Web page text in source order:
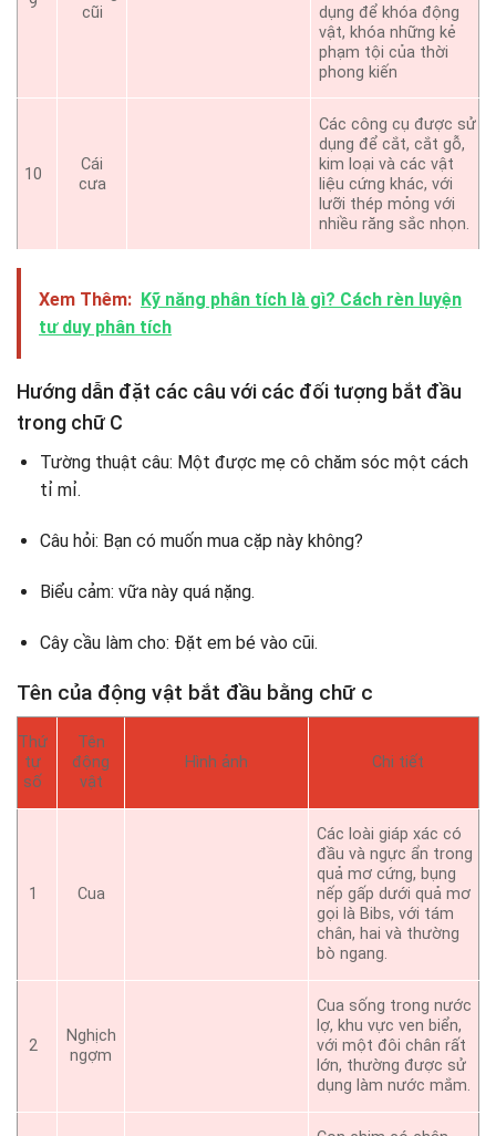
cũi
dụng để khóa động
vật, khóa những kẻ
phạm tội của thời
phong kiến
10
Cái
cưa
Các công cụ được sử
dụng để cắt, cắt gỗ,
kim loại và các vật
liệu cứng khác, với
lưỡi thép mỏng với
nhiều răng sắc nhọn.
Xem Thêm: Kỹ năng phân tích là gì? Cách rèn luyện
tư duy phân tích
Hướng dẫn đặt các câu với các đối tượng bắt đầu
trong chữ C
Tường thuật câu: Một được mẹ cô chăm sóc một cách
tỉ mỉ.
Câu hỏi: Bạn có muốn mua cặp này không?
Biểu cảm: vữa này quá nặng.
Cây cầu làm cho: Đặt em bé vào cũi.
Tên của động vật bắt đầu bằng chữ c
Thứ
tự
số
Tên
động
vật
Hình ảnh Chi tiết
1 Cua
Các loài giáp xác có
đầu và ngực ẩn trong
quả mơ cứng, bụng
nếp gấp dưới quả mơ
gọi là Bibs, với tám
chân, hai và thường
bò ngang.
2
Nghịch
ngợm
Cua sống trong nước
lợ, khu vực ven biển,
với một đôi chân rất
lớn, thường được sử
dụng làm nước mắm.